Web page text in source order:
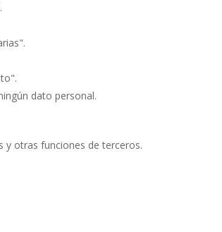
dato personal.
y otras funciones de terceros.